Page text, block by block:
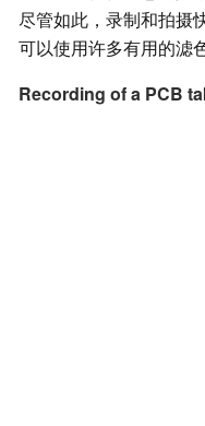
尽管如此，录制和拍摄
可以使用许多有用的滤
Recording of a PCB